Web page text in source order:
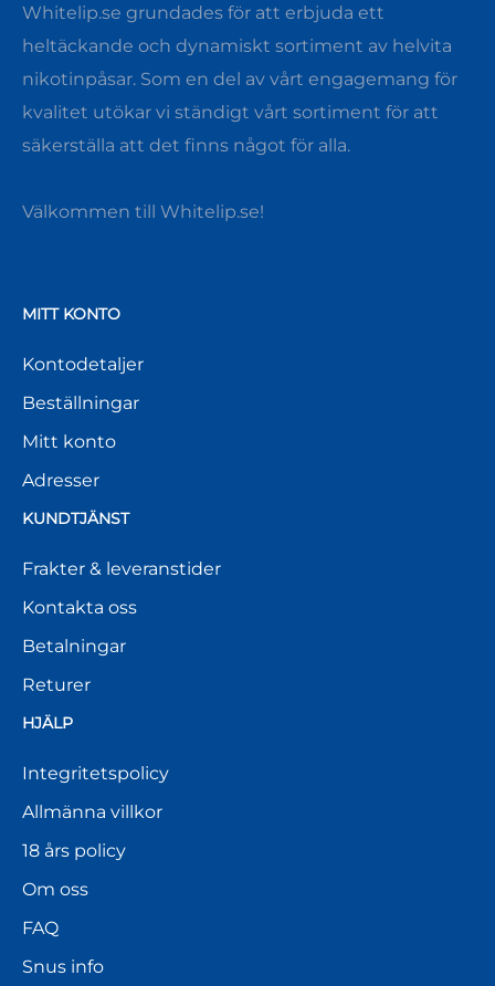
Whitelip.se grundades för att erbjuda ett
heltäckande och dynamiskt sortiment av helvita
nikotinpåsar. Som en del av vårt engagemang för
kvalitet utökar vi ständigt vårt sortiment för att
säkerställa att det finns något för alla.
Välkommen till Whitelip.se!
MITT KONTO
Kontodetaljer
Beställningar
Mitt konto
Adresser
KUNDTJÄNST
Frakter & leveranstider
Kontakta oss
Betalningar
Returer
HJÄLP
Integritetspolicy
Allmänna villkor
18 års policy
Om oss
FAQ
Snus info